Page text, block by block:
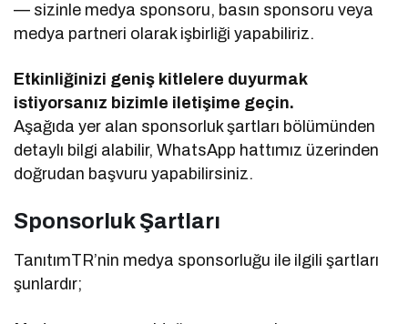
— sizinle medya sponsoru, basın sponsoru veya
medya partneri olarak işbirliği yapabiliriz.
Etkinliğinizi geniş kitlelere duyurmak
istiyorsanız bizimle iletişime geçin.
Aşağıda yer alan sponsorluk şartları bölümünden
detaylı bilgi alabilir, WhatsApp hattımız üzerinden
doğrudan başvuru yapabilirsiniz.
Sponsorluk Şartları
TanıtımTR’nin medya sponsorluğu ile ilgili şartları
şunlardır;